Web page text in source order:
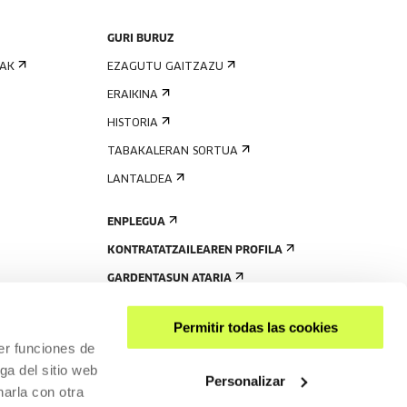
funciones de
del sitio web
con otra
Permitir todas las cookies
Personalizar
GURI BURUZ
EZAGUTU GAITZAZU
ERAIKINA
HISTORIA
TABAKALERAN SORTUA
LANTALDEA
ENPLEGUA
KONTRATATZAILEAREN PROFILA
GARDENTASUN ATARIA